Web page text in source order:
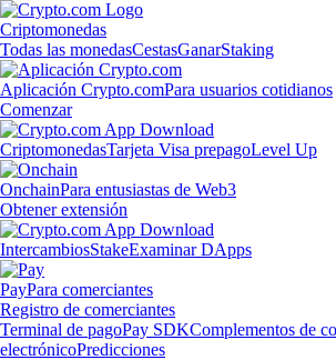
Criptomonedas
Todas las monedasCestasGanarStaking
Aplicación Crypto.comPara usuarios cotidianos
Comenzar
CriptomonedasTarjeta Visa prepagoLevel Up
OnchainPara entusiastas de Web3
Obtener extensión
IntercambiosStakeExaminar DApps
PayPara comerciantes
Registro de comerciantes
Terminal de pagoPay SDKComplementos de
electrónicoPredicciones